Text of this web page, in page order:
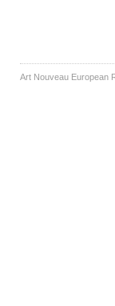
Art Nouveau European